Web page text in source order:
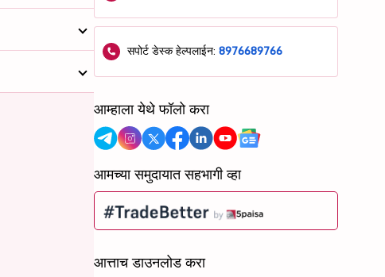
सपोर्ट डेस्क हेल्पलाईन:8976689766
आम्हाला येथे फॉलो करा
आमच्या समुदायात सहभागी व्हा
आत्ताच डाउनलोड करा